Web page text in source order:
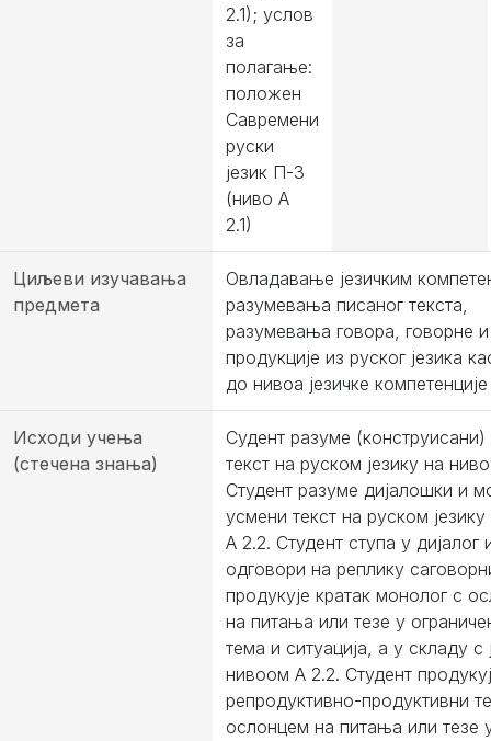
2.1); услов
за
полагање:
положен
Савремени
руски
језик П-3
(ниво А
2.1)
Циљеви изучавања
предмета
Овладавање језичким
разумевања писаног текста,
разумевања говора, говорне
продукције из руског језика
до нивоа језичке
Исходи учења
(стечена знања)
Судент разуме (конструисани)
текст на руском језику на
Студент разуме дијалошки и
усмени текст на руском
А 2.2. Студент ступа у дијалог
одговори на реплику
продукује кратак монолог с
на питања или тезе у
тема и ситуација, а у складу с
нивоом А 2.2. Студент
репродуктивно-продуктивни
ослонцем на питања или тезе